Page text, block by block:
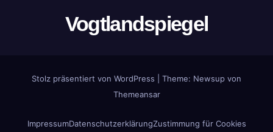
Vogtlandspiegel
Stolz präsentiert von WordPress Theme: Newsup von
Themeansar
ImpressumDatenschutzerklärungZustimmung für Cookies